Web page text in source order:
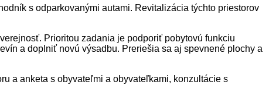
s odparkovanými autami. Revitalizácia týchto priestorov
Prioritou zadania je podporiť pobytovú funkciu
a doplniť novú výsadbu. Preriešia sa aj spevnené plochy a
a anketa s obyvateľmi a obyvateľkami, konzultácie s